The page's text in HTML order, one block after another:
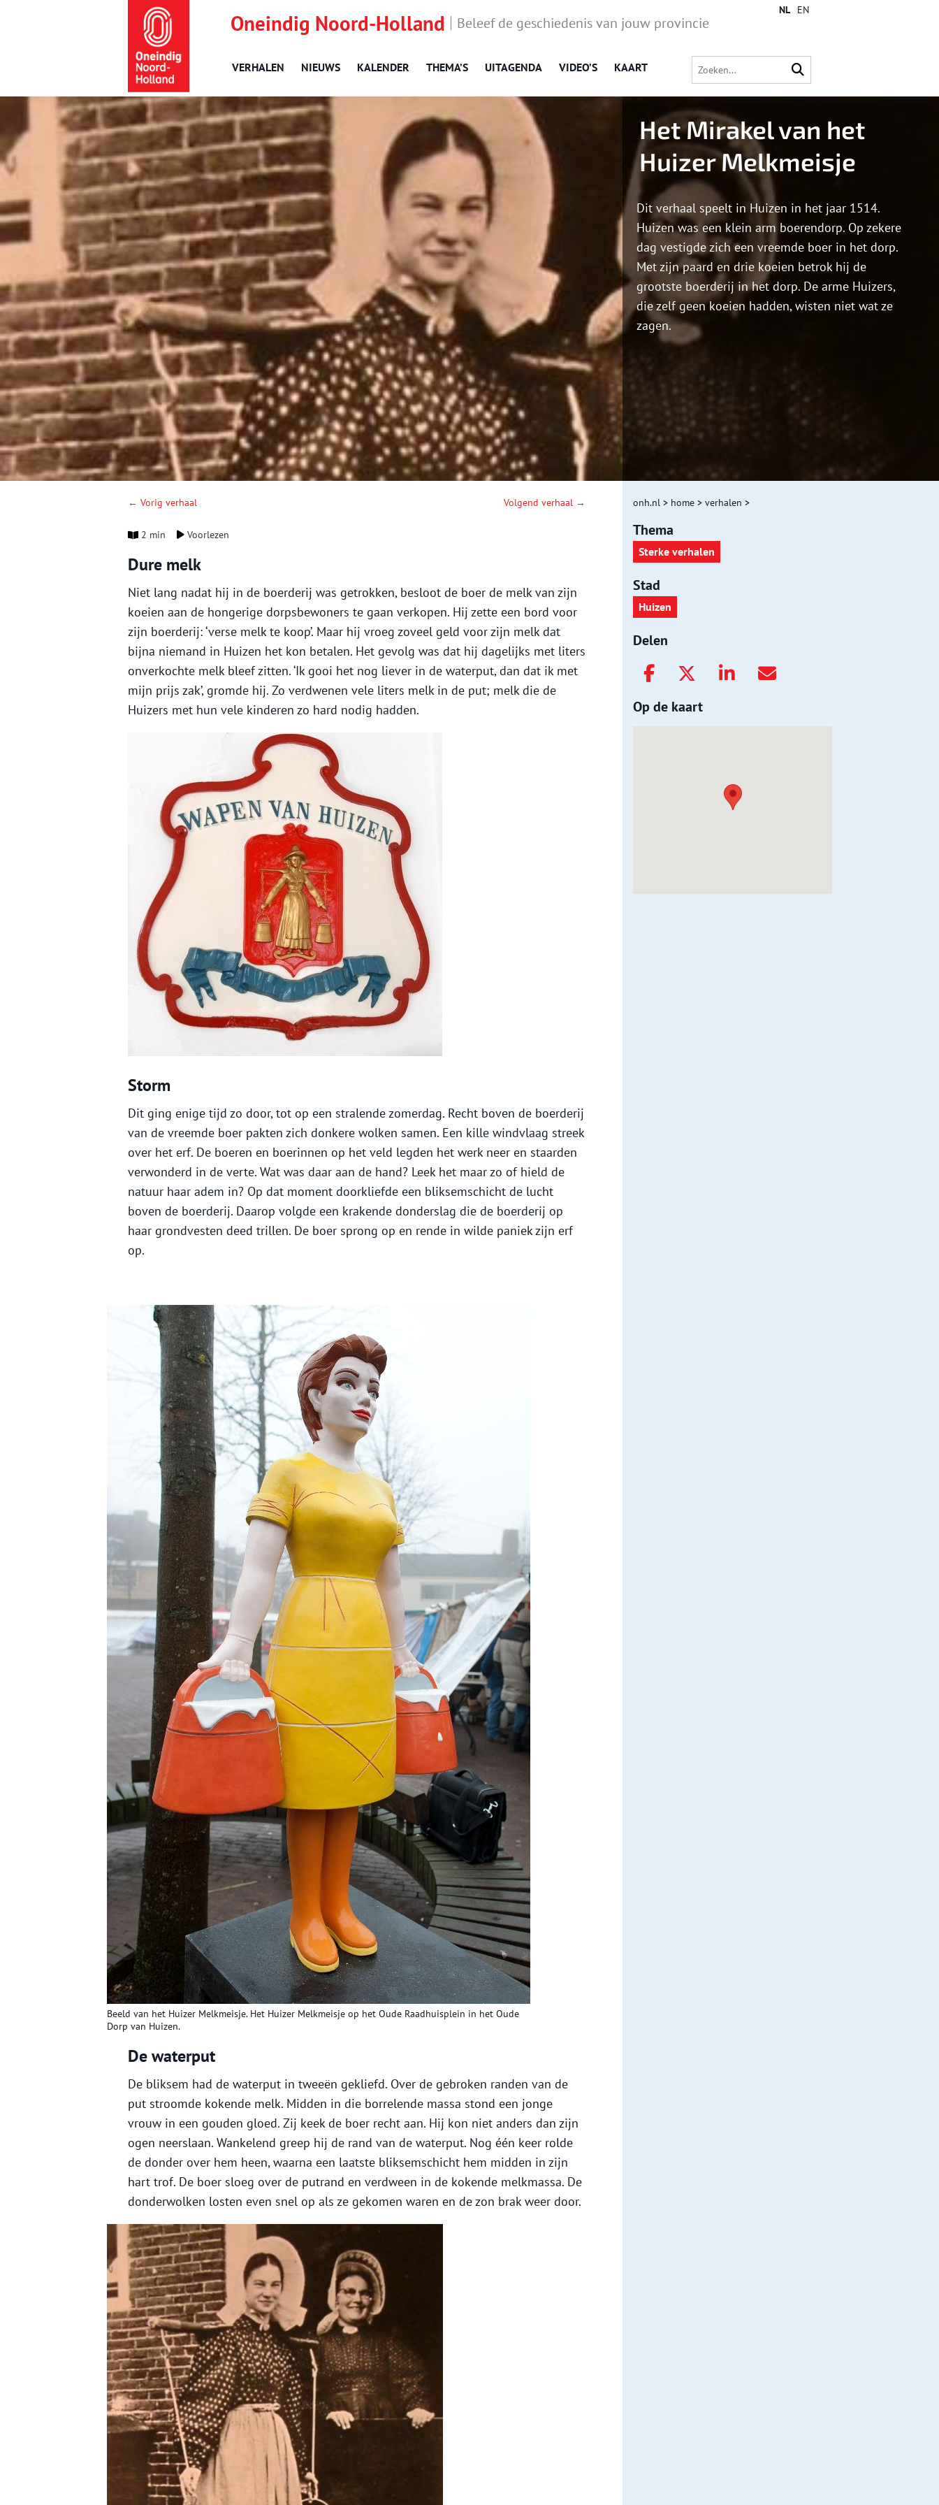
Oneindig Noord-Holland Beleef de geschiedenis van jouw provincie
VERHALEN NIEUWS KALENDER THEMA’S UITAGENDA VIDEO’S KAART
NL EN
Het Mirakel van het
Huizer Melkmeisje
Dit verhaal speelt in Huizen in het jaar 1514.
Huizen was een klein arm boerendorp. Op zekere
dag vestigde zich een vreemde boer in het dorp.
Met zijn paard en drie koeien betrok hij de
grootste boerderij in het dorp. De arme Huizers,
die zelf geen koeien hadden, wisten niet wat ze
zagen.
← Vorig verhaal Volgend verhaal →
2 min Voorlezen
Dure melk
Niet lang nadat hij in de boerderij was getrokken, besloot de boer de melk van zijn
koeien aan de hongerige dorpsbewoners te gaan verkopen. Hij zette een bord voor
zijn boerderij: ‘verse melk te koop’. Maar hij vroeg zoveel geld voor zijn melk dat
bijna niemand in Huizen het kon betalen. Het gevolg was dat hij dagelijks met liters
onverkochte melk bleef zitten. ‘Ik gooi het nog liever in de waterput, dan dat ik met
mijn prijs zak’, gromde hij. Zo verdwenen vele liters melk in de put; melk die de
Huizers met hun vele kinderen zo hard nodig hadden.
Storm
Dit ging enige tijd zo door, tot op een stralende zomerdag. Recht boven de boerderij
van de vreemde boer pakten zich donkere wolken samen. Een kille windvlaag streek
over het erf. De boeren en boerinnen op het veld legden het werk neer en staarden
verwonderd in de verte. Wat was daar aan de hand? Leek het maar zo of hield de
natuur haar adem in? Op dat moment doorkliefde een bliksemschicht de lucht
boven de boerderij. Daarop volgde een krakende donderslag die de boerderij op
haar grondvesten deed trillen. De boer sprong op en rende in wilde paniek zijn erf
op.
Beeld van het Huizer Melkmeisje. Het Huizer Melkmeisje op het Oude Raadhuisplein in het Oude
Dorp van Huizen.
De waterput
De bliksem had de waterput in tweeën gekliefd. Over de gebroken randen van de
put stroomde kokende melk. Midden in die borrelende massa stond een jonge
vrouw in een gouden gloed. Zij keek de boer recht aan. Hij kon niet anders dan zijn
ogen neerslaan. Wankelend greep hij de rand van de waterput. Nog één keer rolde
de donder over hem heen, waarna een laatste bliksemschicht hem midden in zijn
hart trof. De boer sloeg over de putrand en verdween in de kokende melkmassa. De
donderwolken losten even snel op als ze gekomen waren en de zon brak weer door.
onh.nl > home > verhalen >
Thema
Sterke verhalen
Stad
Huizen
Delen
Op de kaart